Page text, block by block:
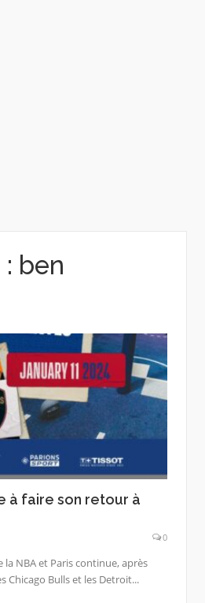
ben
à faire son retour à
0
NBA et Paris continue, après
Chicago Bulls et les Detroit...